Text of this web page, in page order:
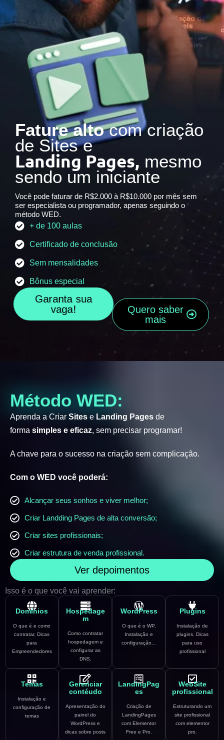
Fature altocom criação
de Sites e
Landing Pages, mesmo
sendo um iniciante
Você pode faturar de R$2.000 à R$10.000 por mês sem
ser especialista ou programador, apenas seguindo o
método WED.
+ de 100 aulas
Certificado de conclusão
Sem mensalidades
Bônus especial
Garanta sua
vaga!
Quero saber
mais
Método WED:
Aprenda a Criar Sites e Landing Pages de
forma simples e eficaz, sem precisar programar!
A chave para o sucesso na criação sem complicação.
Com o WED você poderá:
Alcançar seus sonhos e viver melhor;
Criar Landding Pages de alta conversão;
Criar sites profissionais;
Criar estrutura de venda profissional.
Ver depoimentos
Isso é o que você vai aprender:
Domínios
O que é e como
contratar. Dicas
para
Empreendedores
Hospedage
m
Como contratar
hospedagem e
configurar as
DNS.
WordPress
O que é o WP,
Instalação e
configuração...
Plugins
Instalação de
plugins. Dicas
para uso
profissional
Temas
Instalação e
configuração de
temas
Gerenciar
contéudo
Apresentação do
painel do
WordPress e
dicas sobre posts
LandingPag
es
Criação de
LandingPages
com Elementor
Free e Pro.
WebSite
profissional
Estruturando um
site profissional
com elementor
pro.